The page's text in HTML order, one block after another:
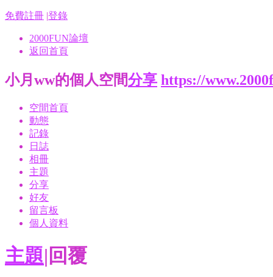
免費註冊 |登錄
2000FUN論壇
返回首頁
小月ww的個人空間分享 https://
空間首頁
動態
記錄
日誌
相冊
主題
分享
好友
留言板
個人資料
主題| 回覆